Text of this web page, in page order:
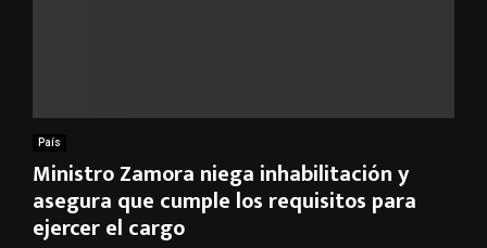
País
Ministro Zamora niega inhabilitación y
asegura que cumple los requisitos para
ejercer el cargo